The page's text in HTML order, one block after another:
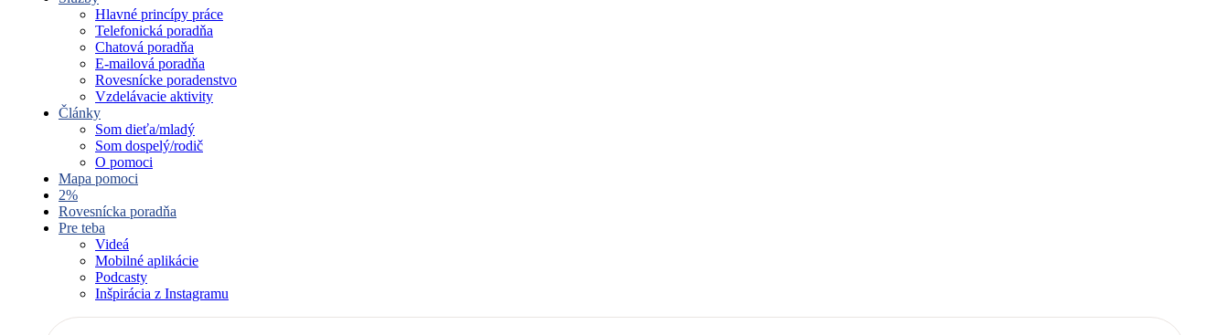
Hlavné princípy práce
Telefonická poradňa
Chatová poradňa
E-mailová poradňa
Rovesnícke poradenstvo
Vzdelávacie aktivity
Články
Som dieťa/mladý
Som dospelý/rodič
O pomoci
Mapa pomoci
2%
Rovesnícka poradňa
Pre teba
Videá
Mobilné aplikácie
Podcasty
Inšpirácia z Instagramu